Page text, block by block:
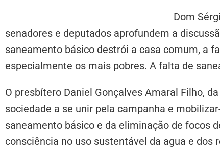
Dom
senadores e deputados aprofundem a
saneamento básico destrói a casa comum, a
especialmente os mais pobres. A falta de
O presbítero Daniel Gonçalves Amaral Filho,
sociedade a se unir pela campanha e
saneamento básico e da eliminação de focos
consciência no uso sustentável da agua e dos